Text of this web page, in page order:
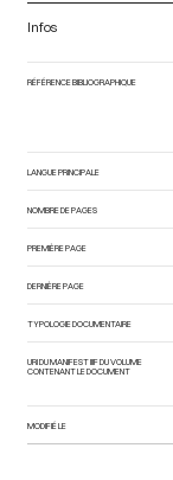
Infos
RÉFÉRENCE BIBLIOGRAPHIQUE
LANGUE PRINCIPALE
NOMBRE DE PAGES
PREMIÈRE PAGE
DERNIÈRE PAGE
TYPOLOGIE DOCUMENTAIRE
URI DU MANIFEST IIIF DU VOLUME
CONTENANT LE DOCUMENT
MODIFIÉ LE